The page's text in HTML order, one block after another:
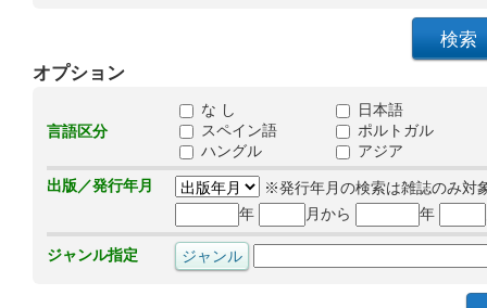
オプション
言語区分
な し
日本語
スペイン語
ポルトガル
ハングル
アジア
出版／発行年月
※発行年月の検索は雑誌のみ対
年
月から 年
ジャンル指定